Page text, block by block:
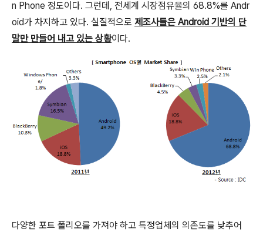
n Phone 정도이다. 그런데, 전세계 시장점유율의 68.8%를 Andr
oid가 차지하고 있다. 실질적으로 제조사들은 Android 기반의 단
말만 만들어 내고 있는 상황이다.
다양한 포트 폴리오를 가져야 하고 특정업체의 의존도를 낮추어